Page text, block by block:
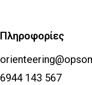
Πληροφορίες
6944 143 567